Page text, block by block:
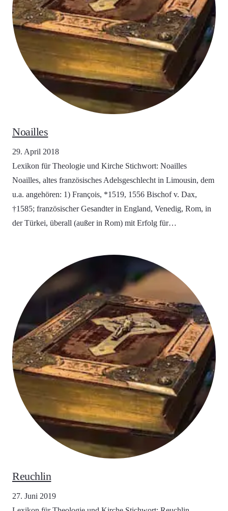
Noailles
29. April 2018
Lexikon für Theologie und Kirche Stichwort: Noailles
Noailles, altes französisches Adelsgeschlecht in Limousin, dem
u.a. angehören: 1) François, *1519, 1556 Bischof v. Dax,
†1585; französischer Gesandter in England, Venedig, Rom, in
der Türkei, überall (außer in Rom) mit Erfolg für…
Reuchlin
27. Juni 2019